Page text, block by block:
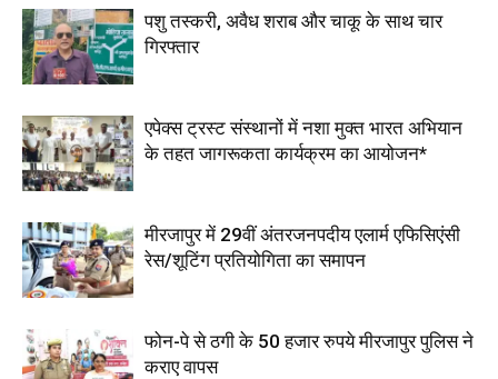
पशु तस्करी, अवैध शराब और चाकू के साथ चार
गिरफ्तार
एपेक्स ट्रस्ट संस्थानों में नशा मुक्त भारत अभियान
के तहत जागरूकता कार्यक्रम का आयोजन*
मीरजापुर में 29वीं अंतरजनपदीय एलार्म एफिसिएंसी
रेस/शूटिंग प्रतियोगिता का समापन
फोन-पे से ठगी के 50 हजार रुपये मीरजापुर पुलिस ने
कराए वापस